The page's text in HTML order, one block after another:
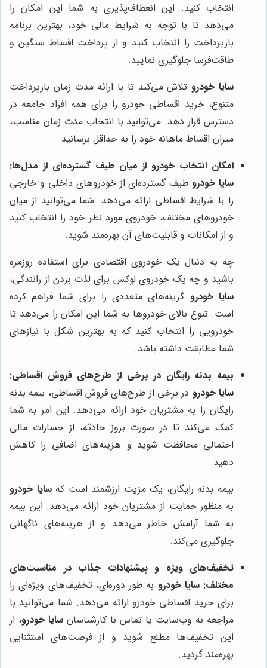
انتخاب کنید. این انعطاف‌پذیری به شما این امکان را
می‌دهد تا با توجه به شرایط مالی خود، بهترین برنامه
بازپرداخت را انتخاب کنید و از پرداخت اقساط سنگین و
طاقت‌فرسا جلوگیری نمایید.
سایا خودروتلاش می‌کند تا با ارائه مدت زمان بازپرداخت
متنوع، خرید اقساطی خودرو را برای همه افراد جامعه در
دسترس قرار دهد. می‌توانید با انتخاب مدت زمان مناسب،
میزان اقساط ماهانه خود را به حداقل برسانید.
امکان انتخاب خودرو از میان طیف گسترده‌ای از مدل‌ها:
سایا خودروطیف گسترده‌ای از خودروهای داخلی و خارجی
را با شرایط اقساطی ارائه می‌دهد. شما می‌توانید از میان
خودروهای مختلف، خودروی مورد نظر خود را انتخاب کنید
و از امکانات و قابلیت‌های آن بهره‌مند شوید.
چه به دنبال یک خودروی اقتصادی برای استفاده روزمره
باشید و چه یک خودروی لوکس برای لذت بردن از رانندگی،
سایا خودرو گزینه‌های متعددی را برای شما فراهم کرده
است. تنوع بالای خودروها به شما این امکان را می‌دهد تا
خودرویی را انتخاب کنید که به بهترین شکل با نیازهای
شما مطابقت داشته باشد.
بیمه بدنه رایگان در برخی از طرح‌های فروش اقساطی:
سایا خودرو در برخی از طرح‌های فروش اقساطی، بیمه بدنه
رایگان را به مشتریان خود ارائه می‌دهد. این امر به شما
کمک می‌کند تا در صورت بروز حادثه، از خسارات مالی
احتمالی محافظت شوید و هزینه‌های اضافی را کاهش
دهید.
بیمه بدنه رایگان، یک مزیت ارزشمند است کهسایا خودرو
به منظور حمایت از مشتریان خود ارائه می‌دهد. این بیمه
به شما آرامش خاطر می‌دهد و از هزینه‌های ناگهانی
جلوگیری می‌کند.
تخفیف‌های ویژه و پیشنهادات جذاب در مناسبت‌های
مختلف: سایا خودرو به طور دوره‌ای، تخفیف‌های ویژه‌ای را
برای خرید اقساطی خودرو ارائه می‌دهد. شما می‌توانید با
مراجعه به وب‌سایت یا تماس با کارشناسان سایا خودرو، از
این تخفیف‌ها مطلع شوید و از فرصت‌های استثنایی
بهره‌مند گردید.